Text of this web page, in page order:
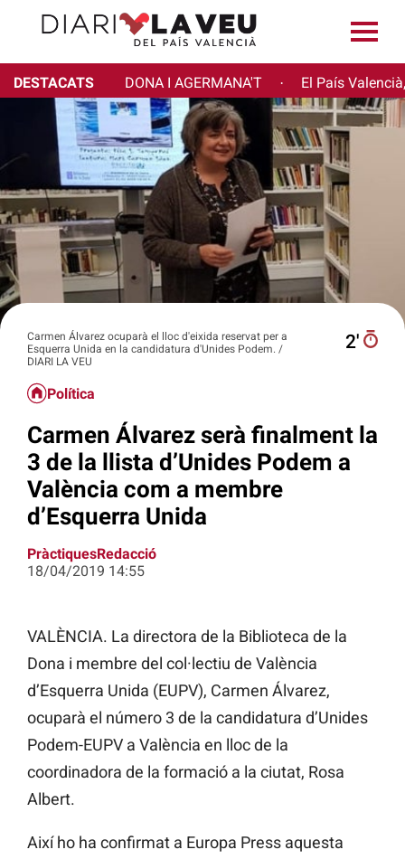
DESTACATS DONA I AGERMANA'T · El País
Carmen Álvarez ocuparà el lloc d'eixida reservat per a
Esquerra Unida en la candidatura d'Unides Podem. /
DIARI LA VEU
2′
Política
Carmen Álvarez serà finalment la
3 de la llista d’Unides Podem a
València com a membre
d’Esquerra Unida
PràctiquesRedacció
18/04/2019 14:55
VALÈNCIA. La directora de la Biblioteca de la
Dona i membre del col·lectiu de València
d’Esquerra Unida (EUPV), Carmen Álvarez,
ocuparà el número 3 de la candidatura d’Unides
Podem-EUPV a València en lloc de la
coordinadora de la formació a la ciutat, Rosa
Albert.
Així ho ha confirmat a Europa Press aquesta